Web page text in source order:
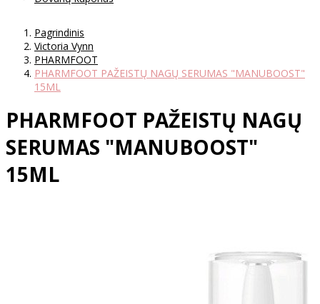
Pagrindinis
Victoria Vynn
PHARMFOOT
PHARMFOOT PAŽEISTŲ NAGŲ SERUMAS "MANUBOOST"
15ML
PHARMFOOT PAŽEISTŲ NAGŲ
SERUMAS "MANUBOOST"
15ML